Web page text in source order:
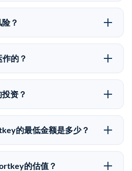
过填写本页表单或在
达对Portkey股份的投资意
是FINRA注册的经纪交易商，
5亿美元的另类投资。
？
险。Portkey的股份流动性低，
快速出售。不存在确定的退出
私有公司的估值在融资轮次之
应在投资前咨询其财务顾问并
的？
投资者通过二级市场平台从现有
者或其他持有人）处购买股
商促成这些交易，代表双方处
。
资？
退出途径：在二级市场将股份出
到公司完成IPO或被收购。两
间都是不可预测的，投资者应
的最低金额是多少？
产品的最低投资金额为
能因产品和股份供应情况而有
的估值？